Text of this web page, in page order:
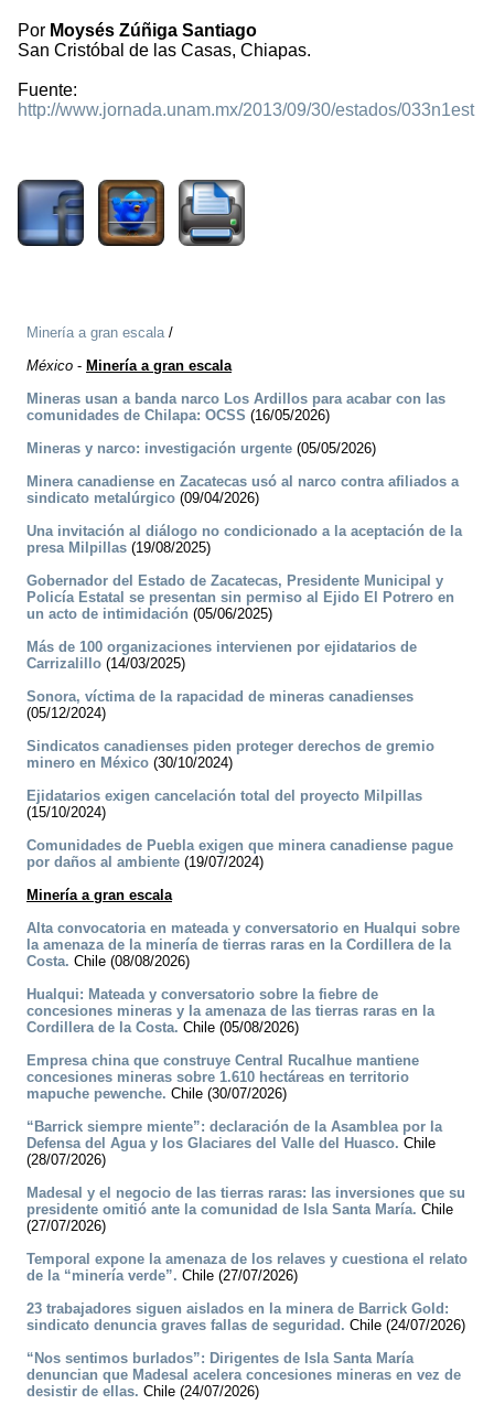
Por Moysés Zúñiga Santiago
San Cristóbal de las Casas, Chiapas.
Fuente:
http://www.jornada.unam.mx/2013/09/30/estados/033n1est
Minería a gran escala/
México - Minería a gran escala
Mineras usan a banda narco Los Ardillos para acabar con las
comunidades de Chilapa: OCSS (16/05/2026)
Mineras y narco: investigación urgente (05/05/2026)
Minera canadiense en Zacatecas usó al narco contra afiliados a
sindicato metalúrgico (09/04/2026)
Una invitación al diálogo no condicionado a la aceptación de la
presa Milpillas (19/08/2025)
Gobernador del Estado de Zacatecas, Presidente Municipal y
Policía Estatal se presentan sin permiso al Ejido El Potrero en
un acto de intimidación (05/06/2025)
Más de 100 organizaciones intervienen por ejidatarios de
Carrizalillo (14/03/2025)
Sonora, víctima de la rapacidad de mineras canadienses
(05/12/2024)
Sindicatos canadienses piden proteger derechos de gremio
minero en México (30/10/2024)
Ejidatarios exigen cancelación total del proyecto Milpillas
(15/10/2024)
Comunidades de Puebla exigen que minera canadiense pague
por daños al ambiente (19/07/2024)
Minería a gran escala
Alta convocatoria en mateada y conversatorio en Hualqui sobre
la amenaza de la minería de tierras raras en la Cordillera de la
Costa. Chile (08/08/2026)
Hualqui: Mateada y conversatorio sobre la fiebre de
concesiones mineras y la amenaza de las tierras raras en la
Cordillera de la Costa. Chile (05/08/2026)
Empresa china que construye Central Rucalhue mantiene
concesiones mineras sobre 1.610 hectáreas en territorio
mapuche pewenche. Chile (30/07/2026)
“Barrick siempre miente”: declaración de la Asamblea por la
Defensa del Agua y los Glaciares del Valle del Huasco. Chile
(28/07/2026)
Madesal y el negocio de las tierras raras: las inversiones que su
presidente omitió ante la comunidad de Isla Santa María. Chile
(27/07/2026)
Temporal expone la amenaza de los relaves y cuestiona el relato
de la “minería verde”. Chile (27/07/2026)
23 trabajadores siguen aislados en la minera de Barrick Gold:
sindicato denuncia graves fallas de seguridad. Chile (24/07/2026)
“Nos sentimos burlados”: Dirigentes de Isla Santa María
denuncian que Madesal acelera concesiones mineras en vez de
desistir de ellas. Chile (24/07/2026)